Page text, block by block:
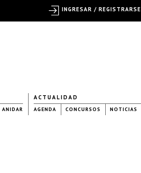
ANIDAR
ACTUALIDAD
AGENDA CONCURSOS NOTICIAS
INGRESAR / REGISTRARSE